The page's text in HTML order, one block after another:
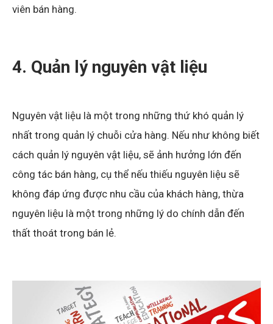
viên bán hàng.
4. Quản lý nguyên vật liệu
Nguyên vật liệu là một trong những thứ khó quản lý
nhất trong quản lý chuỗi cửa hàng. Nếu như không biết
cách quản lý nguyên vật liệu, sẽ ảnh hưởng lớn đến
công tác bán hàng, cụ thể nếu thiếu nguyên liệu sẽ
không đáp ứng được nhu cầu của khách hàng, thừa
nguyên liệu là một trong những lý do chính dẫn đến
thất thoát trong bán lẻ.